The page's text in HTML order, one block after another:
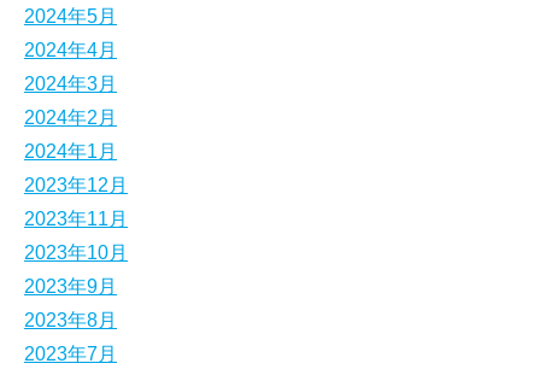
2024年5月
2024年4月
2024年3月
2024年2月
2024年1月
2023年12月
2023年11月
2023年10月
2023年9月
2023年8月
2023年7月